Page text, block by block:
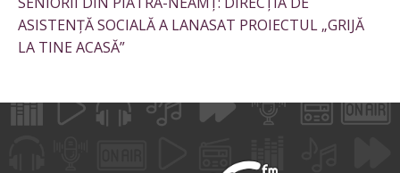
ASISTENȚĂ SOCIALĂ A LANASAT PROIECTUL „GRIJĂ
LA TINE ACASĂ”